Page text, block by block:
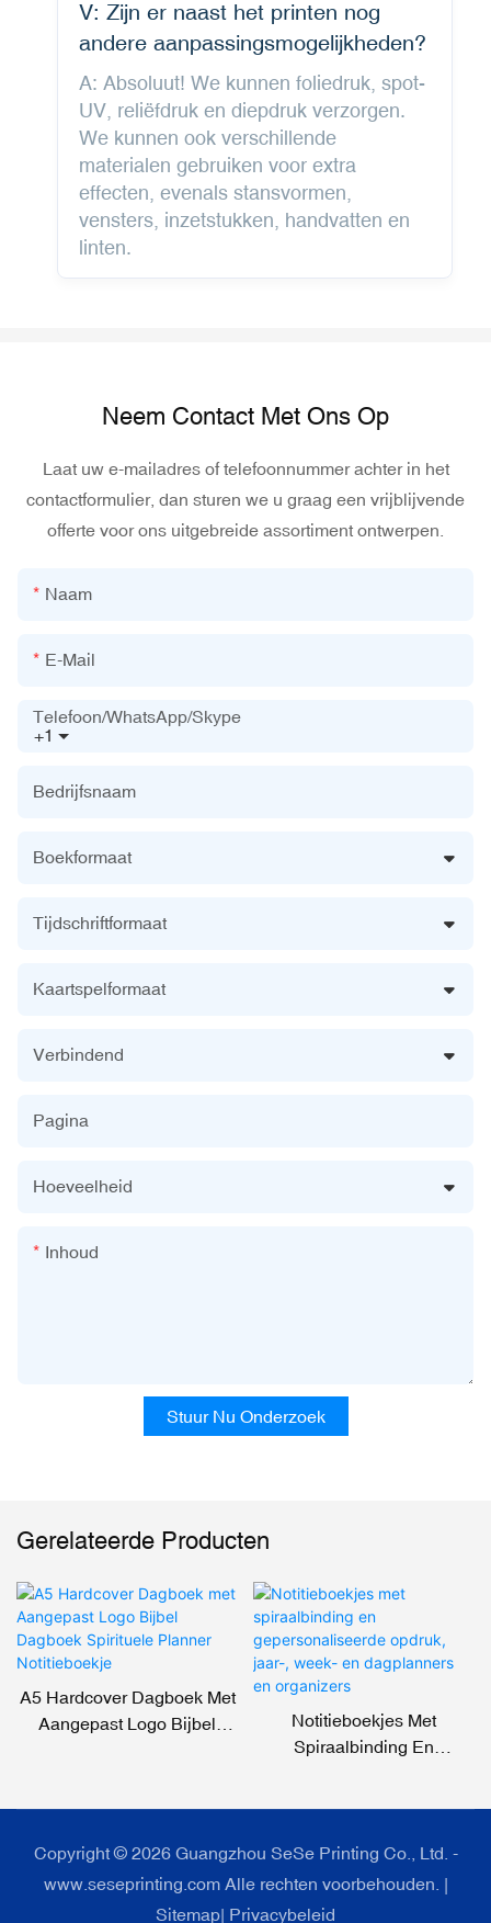
V: Zijn er naast het printen nog
andere aanpassingsmogelijkheden?
A: Absoluut! We kunnen foliedruk, spot-
UV, reliëfdruk en diepdruk verzorgen.
We kunnen ook verschillende
materialen gebruiken voor extra
effecten, evenals stansvormen,
vensters, inzetstukken, handvatten en
linten.
Neem Contact Met Ons Op
Laat uw e-mailadres of telefoonnummer achter in het
contactformulier, dan sturen we u graag een vrijblijvende
offerte voor ons uitgebreide assortiment ontwerpen.
Naam
E-Mail
+1
Telefoon/WhatsApp/Skype
Bedrijfsnaam
Boekformaat
Tijdschriftformaat
Kaartspelformaat
Verbindend
Pagina
Hoeveelheid
Inhoud
Stuur Nu Onderzoek
Gerelateerde Producten
A5 Hardcover Dagboek Met
Aangepast Logo Bijbel
Notitieboekjes Met
Spiraalbinding En
Copyright © 2026 Guangzhou SeSe Printing Co., Ltd. -
www.seseprinting.com Alle rechten voorbehouden. |
Sitemap| Privacybeleid